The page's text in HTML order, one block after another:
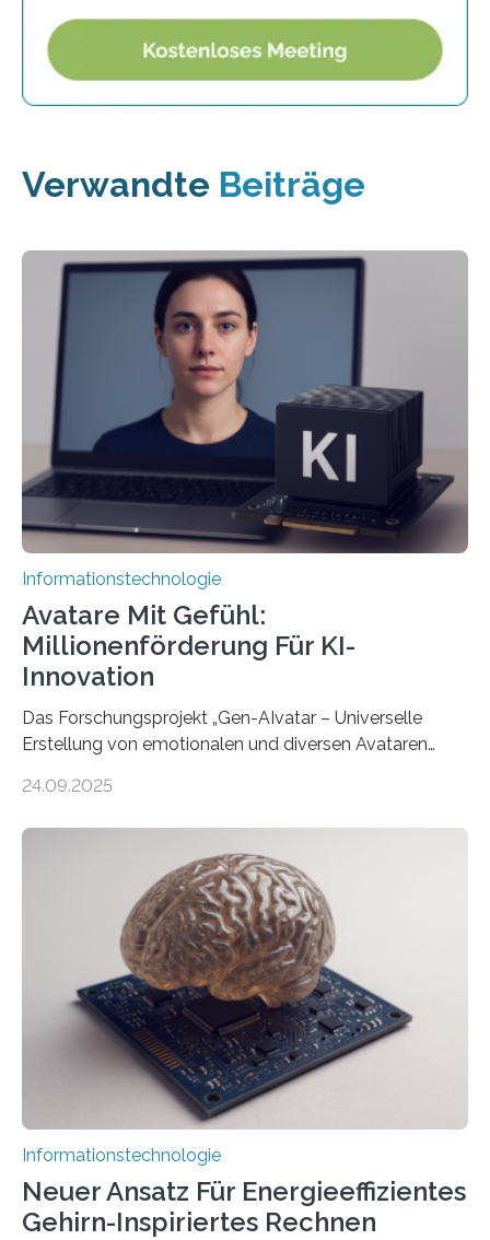
Verwandte Beiträge
Informationstechnologie
Avatare Mit Gefühl:
Millionenförderung Für KI-
Innovation
Das Forschungsprojekt „Gen-AIvatar – Universelle
Erstellung von emotionalen und diversen Avataren
Förderung in Höhe von rund 2 Millionen Euro. Dabei
der Universität Bonn und der TH Köln gemeinsam mit
der MindPort GmbH eine neuartige, KI-gestützte
Lösung zur Erzeugung von Emotionen für realistische
Avatare. Gen-AIvatar entwickelt innovative und
kosteneffiziente Methoden, um lebensechte Avatare zu
erstellen. „Besonders wichtig ist uns eine ganzheitliche
Animation, bei der Stimme, Körperbewegung, Gestik
und Mimik im Einklang sind…
24.09.2025
Informationstechnologie
Neuer Ansatz Für Energieeffizientes
Gehirn-Inspiriertes Rechnen